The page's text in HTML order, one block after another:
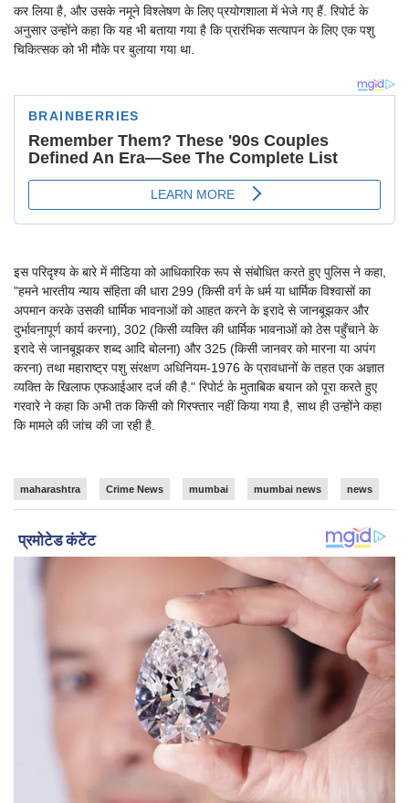
कर लिया है, और उसके नमूने विश्लेषण के लिए प्रयोगशाला में भेजे गए हैं. रिपोर्ट के
अनुसार उन्होंने कहा कि यह भी बताया गया है कि प्रारंभिक सत्यापन के लिए एक पशु
चिकित्सक को भी मौके पर बुलाया गया था.
इस परिदृश्य के बारे में मीडिया को आधिकारिक रूप से संबोधित करते हुए पुलिस ने कहा,
"हमने भारतीय न्याय संहिता की धारा 299 (किसी वर्ग के धर्म या धार्मिक विश्वासों का
अपमान करके उसकी धार्मिक भावनाओं को आहत करने के इरादे से जानबूझकर और
दुर्भावनापूर्ण कार्य करना), 302 (किसी व्यक्ति की धार्मिक भावनाओं को ठेस पहुँचाने के
इरादे से जानबूझकर शब्द आदि बोलना) और 325 (किसी जानवर को मारना या अपंग
करना) तथा महाराष्ट्र पशु संरक्षण अधिनियम-1976 के प्रावधानों के तहत एक अज्ञात
व्यक्ति के खिलाफ एफआईआर दर्ज की है." रिपोर्ट के मुताबिक बयान को पूरा करते हुए
गरवारे ने कहा कि अभी तक किसी को गिरफ्तार नहीं किया गया है, साथ ही उन्होंने कहा
कि मामले की जांच की जा रही है.
maharashtra Crime News mumbai mumbai news news